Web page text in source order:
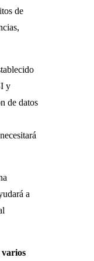
de
y
de datos
a
varios